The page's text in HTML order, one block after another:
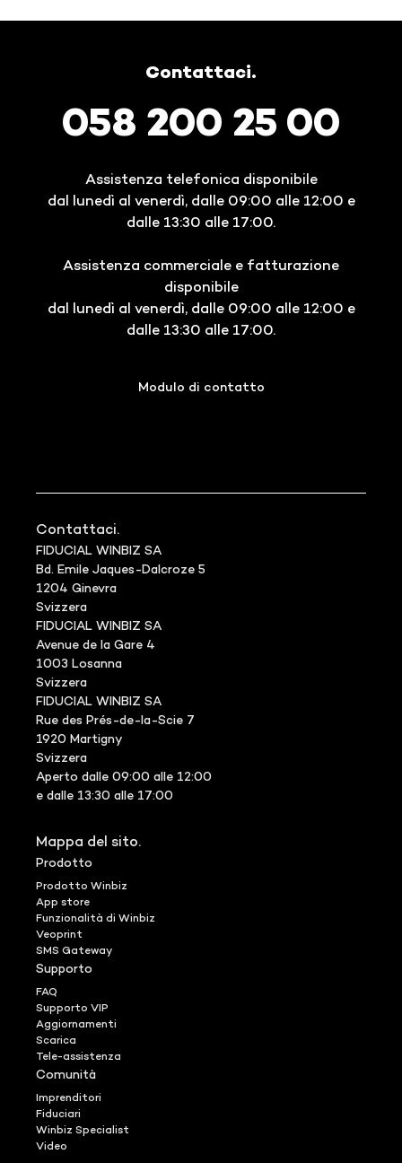
Contattaci.
058 200 25 00
Assistenza telefonica disponibile
dal lunedì al venerdì, dalle 09:00 alle 12:00 e
dalle 13:30 alle 17:00.
Assistenza commerciale e fatturazione
disponibile
dal lunedì al venerdì, dalle 09:00 alle 12:00 e
dalle 13:30 alle 17:00.
Modulo di contatto
Contattaci.
FIDUCIAL WINBIZ SA
Bd. Emile Jaques-Dalcroze 5
1204 Ginevra
Svizzera
FIDUCIAL WINBIZ SA
Avenue de la Gare 4
1003 Losanna
Svizzera
FIDUCIAL WINBIZ SA
Rue des Prés-de-la-Scie 7
1920 Martigny
Svizzera
Aperto dalle 09:00 alle 12:00
e dalle 13:30 alle 17:00
Mappa del sito.
Prodotto
Prodotto Winbiz
App store
Funzionalità di Winbiz
Veoprint
SMS Gateway
Supporto
FAQ
Supporto VIP
Aggiornamenti
Scarica
Tele-assistenza
Comunità
Imprenditori
Fiduciari
Winbiz Specialist
Video